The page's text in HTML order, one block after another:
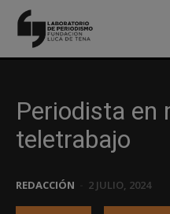
Periodista en
teletrabajo
REDACCIÓN 2 JULIO, 2024